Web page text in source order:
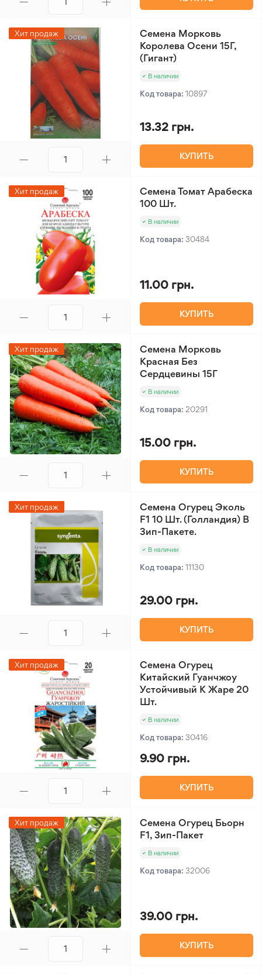
Хит продаж
Семена Морковь
Королева Осени 15Г,
(Гигант)
В наличии
Код товара: 10897
13.32 грн.
КУПИТЬ
Хит продаж
Семена Томат Арабеска
100 Шт.
В наличии
Код товара: 30484
11.00 грн.
КУПИТЬ
Хит продаж
Семена Морковь
Красная Без
Сердцевины 15Г
В наличии
Код товара: 20291
15.00 грн.
КУПИТЬ
Хит продаж
Семена Огурец Эколь
F1 10 Шт. (Голландия) В
Зип-Пакете.
В наличии
Код товара: 11130
29.00 грн.
КУПИТЬ
Хит продаж
Семена Огурец
Китайский Гуанчжоу
Устойчивый К Жаре 20
Шт.
В наличии
Код товара: 30416
9.90 грн.
КУПИТЬ
Хит продаж
Семена Огурец Бьорн
F1, Зип-Пакет
В наличии
Код товара: 32006
39.00 грн.
КУПИТЬ